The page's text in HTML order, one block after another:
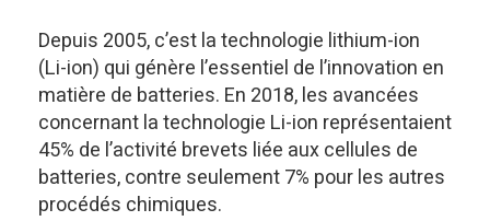
Depuis 2005, c’est la technologie lithium-ion
(Li-ion) qui génère l’essentiel de l’innovation en
matière de batteries. En 2018, les avancées
concernant la technologie Li-ion représentaient
45% de l’activité brevets liée aux cellules de
batteries, contre seulement 7% pour les autres
procédés chimiques.